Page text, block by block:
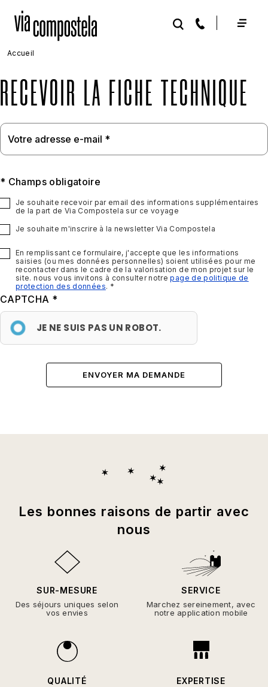
Accueil
RECEVOIR LA FICHE TECHNIQUE
* Champs obligatoire
Je souhaite recevoir par email des informations supplémentaires
de la part de Via Compostela sur ce voyage
Je souhaite m'inscrire à la newsletter Via Compostela
En remplissant ce formulaire, j'accepte que les informations
saisies (ou mes données personnelles) soient utilisées pour me
recontacter dans le cadre de la valorisation de mon projet sur le
site. nous vous invitons à consulter notrepage de politique de
protection des données.
CAPTCHA
JE NE SUIS PAS UN ROBOT.
Les bonnes raisons de partir avec
nous
SUR-MESURE
Des séjours uniques selon
vos envies
SERVICE
Marchez sereinement, avec
notre application mobile
QUALITÉ EXPERTISE